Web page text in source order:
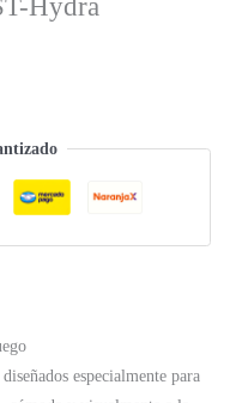
Hydra
especialmente para